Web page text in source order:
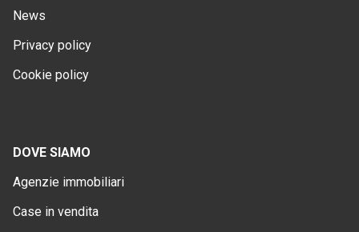
News
Privacy policy
Cookie policy
DOVE SIAMO
Agenzie immobiliari
Case in vendita